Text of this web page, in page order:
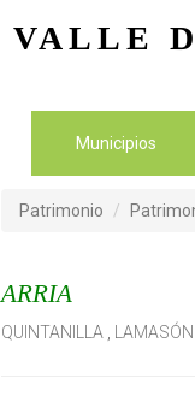
VALLE
Municipios
Patrimonio
ARRIA
QUINTANILLA LAMASÓN